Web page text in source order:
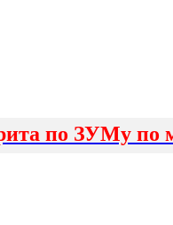
по ЗУМу по